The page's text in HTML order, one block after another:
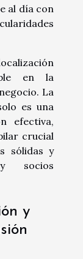
al día con
en la
La
es una
efectiva,
crucial
sólidas y
socios
y